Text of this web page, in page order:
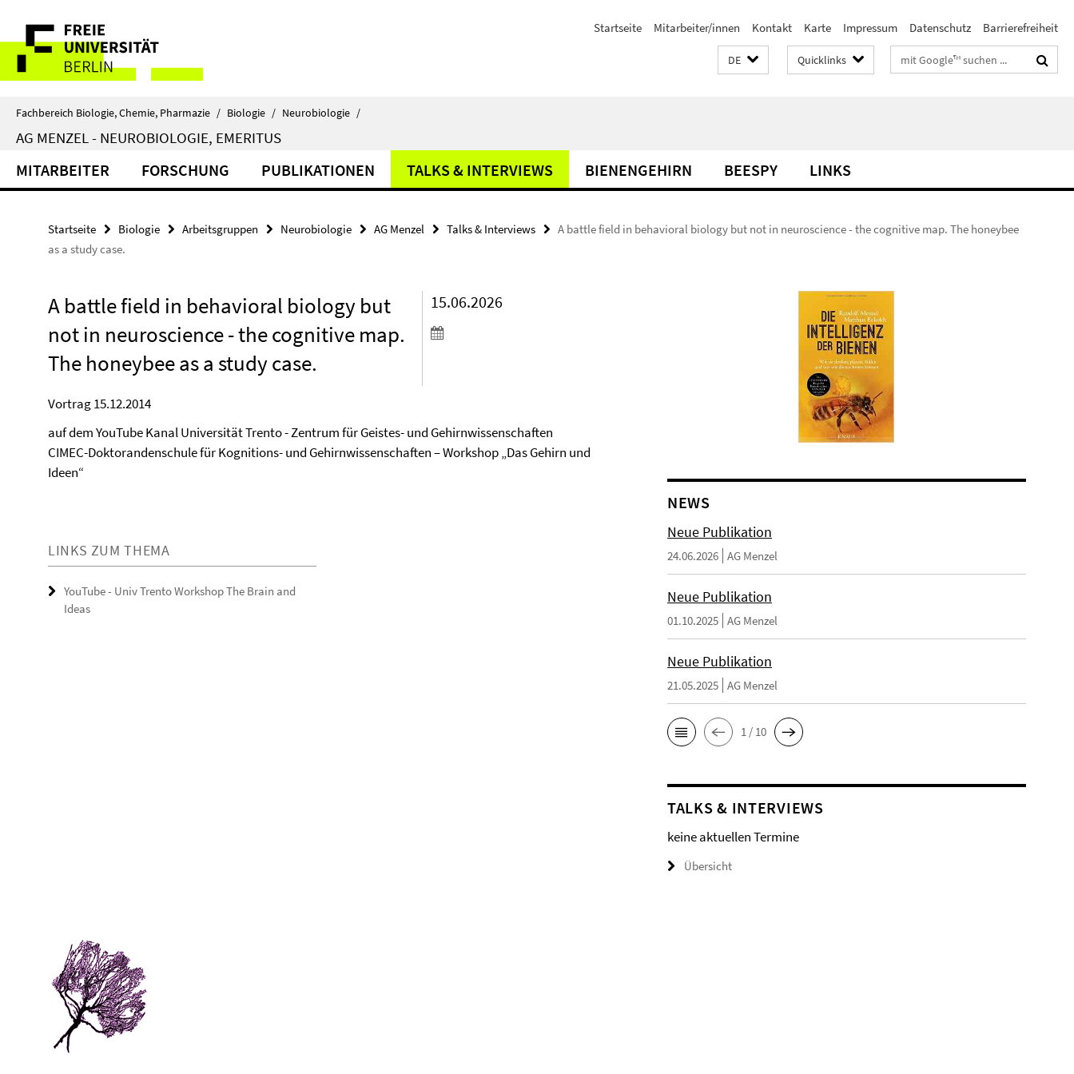
direkt
Inhalt
Service-
Navigation
Startseite Mitarbeiter/innen Kontakt Karte Impressum Datenschutz Barrierefreiheit
DE Quicklinks Suchbegriffe
Fachbereich Biologie, Chemie, Pharmazie / Biologie / Neurobiologie /
AG MENZEL - NEUROBIOLOGIE, EMERITUS
MITARBEITER FORSCHUNG PUBLIKATIONEN TALKS & INTERVIEWS BIENENGEHIRN BEESPY LINKS
Startseite Biologie Arbeitsgruppen Neurobiologie AG Menzel Talks & Interviews
A battle field in behavioral biology but not in neuroscience - the cognitive map. The honeybee
as a study case.
A battle field in behavioral biology but
not in neuroscience - the cognitive map.
The honeybee as a study case.
15.06.2026
Vortrag 15.12.2014
auf dem YouTube Kanal Universität Trento - Zentrum für Geistes- und Gehirnwissenschaften
CIMEC-Doktorandenschule für Kognitions- und Gehirnwissenschaften – Workshop „Das Gehirn und
Ideen“
LINKS ZUM THEMA
YouTube - Univ Trento Workshop The Brain and
Ideas
NEWS
Neue Publikation
24.06.2026 AG Menzel
Neue Publikation
01.10.2025 AG Menzel
Neue Publikation
21.05.2025 AG Menzel
1 / 10
TALKS & INTERVIEWS
keine aktuellen Termine
Übersicht